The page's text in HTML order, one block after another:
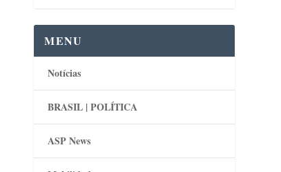
MENU
Notícias
BRASIL | POLÍTICA
ASP News